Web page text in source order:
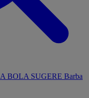
A BOLA SUGERE Barba